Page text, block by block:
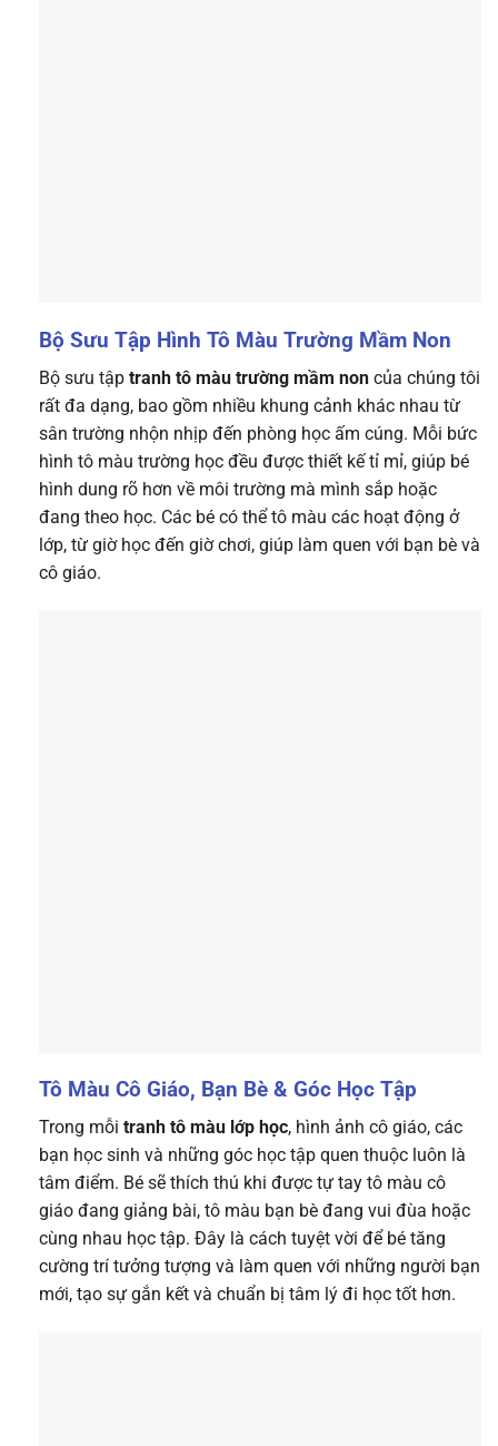
Bộ Sưu Tập Hình Tô Màu Trường Mầm Non
Bộ sưu tập tranh tô màu trường mầm non của chúng tôi
rất đa dạng, bao gồm nhiều khung cảnh khác nhau từ
sân trường nhộn nhịp đến phòng học ấm cúng. Mỗi bức
hình tô màu trường học đều được thiết kế tỉ mỉ, giúp bé
hình dung rõ hơn về môi trường mà mình sắp hoặc
đang theo học. Các bé có thể tô màu các hoạt động ở
lớp, từ giờ học đến giờ chơi, giúp làm quen với bạn bè và
cô giáo.
Tô Màu Cô Giáo, Bạn Bè & Góc Học Tập
Trong mỗi tranh tô màu lớp học, hình ảnh cô giáo, các
bạn học sinh và những góc học tập quen thuộc luôn là
tâm điểm. Bé sẽ thích thú khi được tự tay tô màu cô
giáo đang giảng bài, tô màu bạn bè đang vui đùa hoặc
cùng nhau học tập. Đây là cách tuyệt vời để bé tăng
cường trí tưởng tượng và làm quen với những người bạn
mới, tạo sự gắn kết và chuẩn bị tâm lý đi học tốt hơn.